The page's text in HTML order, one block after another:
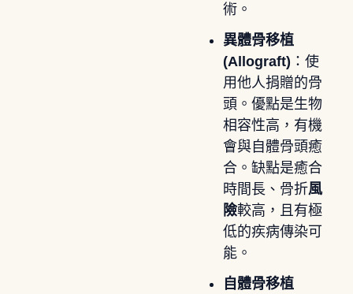
術。
異體骨移植
(Allograft) ：使
用他人捐贈的骨
頭。優點是生物
相容性高，有機
會與自體骨頭癒
合。缺點是癒合
時間長、骨折風
險較高，且有極
低的疾病傳染可
能。
自體骨移植